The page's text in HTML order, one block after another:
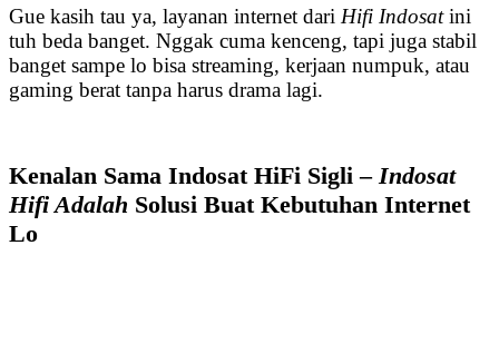
Gue kasih tau ya, layanan internet dari Hifi Indosatini
tuh beda banget. Nggak cuma kenceng, tapi juga stabil
banget sampe lo bisa streaming, kerjaan numpuk, atau
gaming berat tanpa harus drama lagi.
Kenalan Sama Indosat HiFi Sigli – Indosat
Hifi Adalah Solusi Buat Kebutuhan Internet
Lo